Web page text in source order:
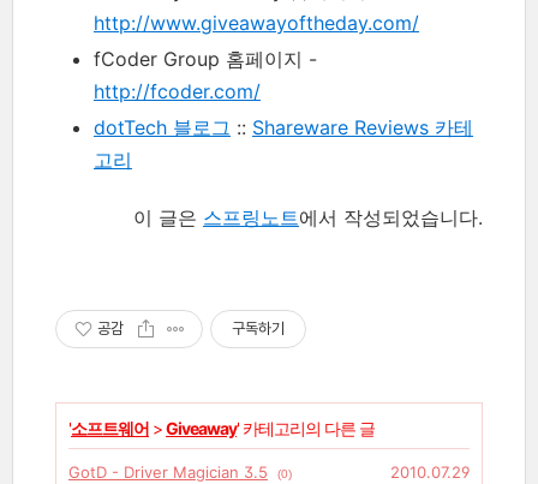
http://www.giveawayoftheday.com/
fCoder Group 홈페이지 -
http://fcoder.com/
dotTech 블로그 :: Shareware Reviews 카테
고리
이 글은 스프링노트에서 작성되었습니다.
공감 구독하기
'소프트웨어 >Giveaway' 카테고리의 다른 글
GotD - Driver Magician 3.5 (0)
2010.07.29